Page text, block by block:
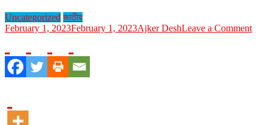
Uncategorized জাতীয়
February 1, 2023February 1, 2023Ajker DeshLeave a Commenton